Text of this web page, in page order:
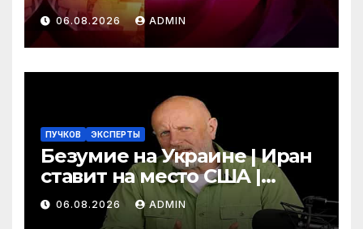
06.08.2026 ADMIN
ПУЧКОВ ЭКСПЕРТЫ
Безумие на Украине | Иран
ставит на место США |
Фильм «Одиссея»
шокировал Гомера | Гоблин
06.08.2026 ADMIN